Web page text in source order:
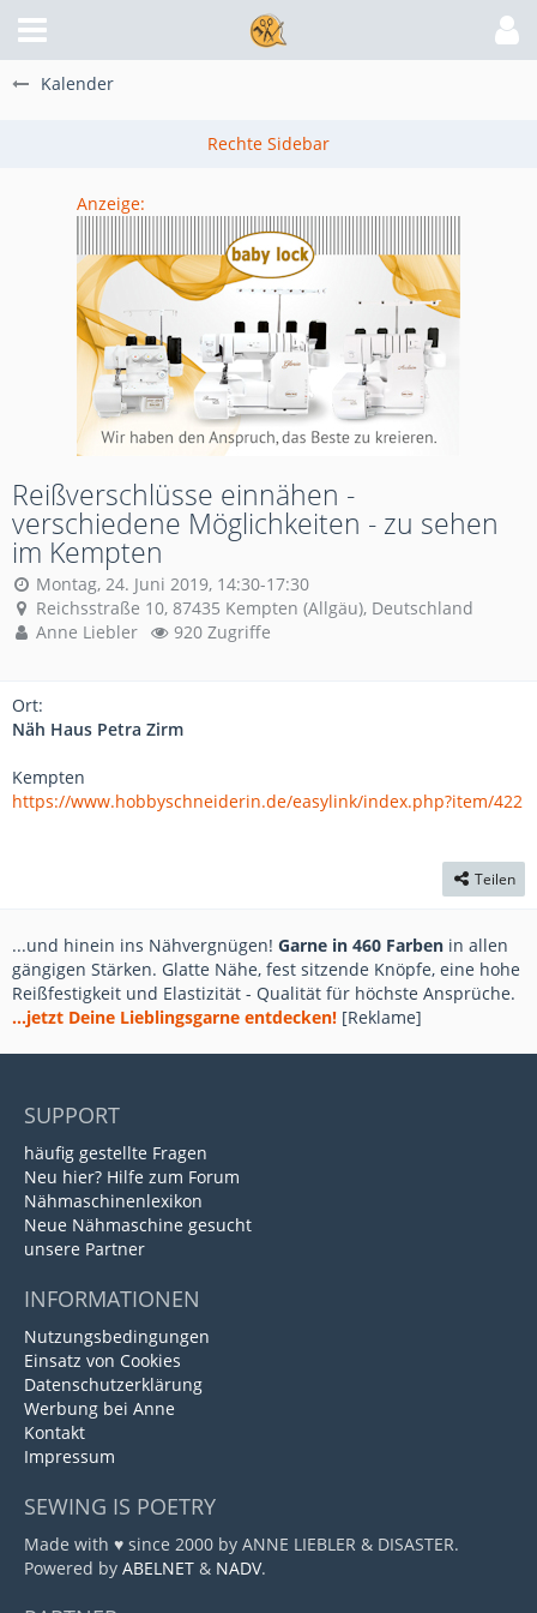
Kalender
Anzeige:
Reißverschlüsse einnähen -
verschiedene Möglichkeiten - zu sehen
im Kempten
Montag, 24. Juni 2019, 14:30-17:30
Reichsstraße 10, 87435 Kempten (Allgäu), Deutschland
Anne Liebler
920 Zugriffe
Ort:
Näh Haus Petra Zirm
Kempten
https://www.hobbyschneiderin.de/easylink/index.php?item/422
Teilen
...und hinein ins Nähvergnügen! Garne in 460 Farben in allen
gängigen Stärken. Glatte Nähe, fest sitzende Knöpfe, eine hohe
Reißfestigkeit und Elastizität - Qualität für höchste Ansprüche.
...jetzt Deine Lieblingsgarne entdecken! [Reklame]
SUPPORT
häufig gestellte Fragen
Neu hier? Hilfe zum Forum
Nähmaschinenlexikon
Neue Nähmaschine gesucht
unsere Partner
INFORMATIONEN
Nutzungsbedingungen
Einsatz von Cookies
Datenschutzerklärung
Werbung bei Anne
Kontakt
Impressum
SEWING IS POETRY
Made with ♥ since 2000 by ANNE LIEBLER & DISASTER.
Powered by ABELNET & NADV.